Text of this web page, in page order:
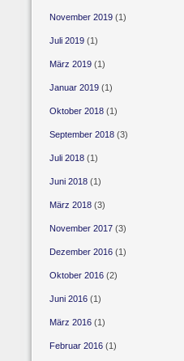
November 2019(1)
Juli 2019(1)
März 2019(1)
Januar 2019(1)
Oktober 2018(1)
September 2018(3)
Juli 2018(1)
Juni 2018(1)
März 2018(3)
November 2017(3)
Dezember 2016(1)
Oktober 2016(2)
Juni 2016(1)
März 2016(1)
Februar 2016(1)